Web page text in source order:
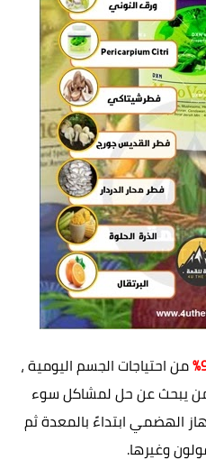
من احتياجات الجسم اليومية ،
من يبحث عن حل لمشاكل سوء
الهضمي ابتداءً بالمعدة ثم
وغيرها.